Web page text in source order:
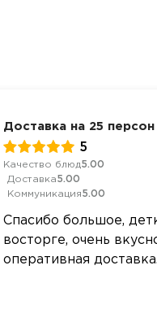
Доставка на 25 персон
5
Качество блюд5.00
Доставка5.00
Коммуникация5.00
Спасибо большое,
восторге, очень
оперативная доставка.